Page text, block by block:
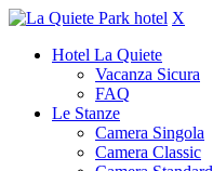
X
Hotel La Quiete
Vacanza Sicura
FAQ
Le Stanze
Camera Singola
Camera Classic